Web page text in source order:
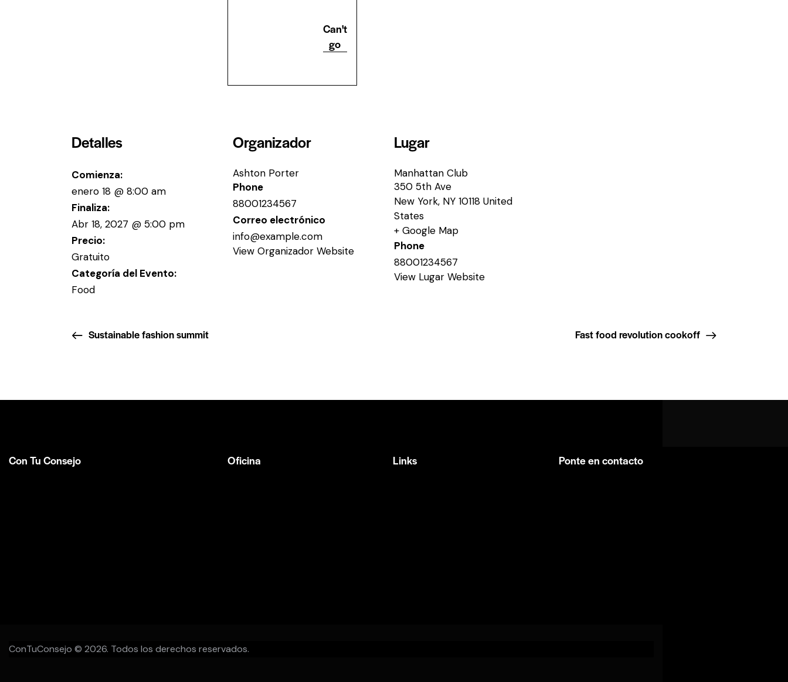
Can't
go
Detalles
Comienza:
enero 18 @ 8:00 am
Finaliza:
Abr 18, 2027 @ 5:00 pm
Precio:
Gratuito
Categoría del Evento:
Food
Organizador
Ashton Porter
Phone
88001234567
Correo electrónico
info@example.com
View Organizador Website
Lugar
Manhattan Club
350 5th Ave
New York, NY 10118 United
States
+ Google Map
Phone
88001234567
View Lugar Website
Sustainable fashion summit Fast food revolution cookoff
Con Tu Consejo Oficina Links Ponte en contacto
ConTuConsejo © 2026. Todos los derechos reservados.